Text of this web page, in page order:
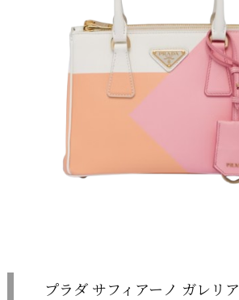
プラダ サフィアーノ ガレリア